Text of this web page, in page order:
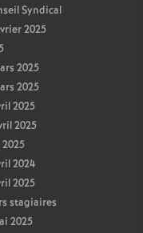
Syndical
2025
2025
2025
2025
2025
2024
2025
stagiaires
2025